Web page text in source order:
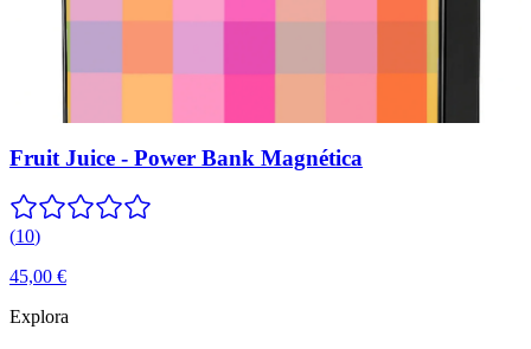
Fruit Juice - Power Bank Magnética
(10)
45,00 €
Explora